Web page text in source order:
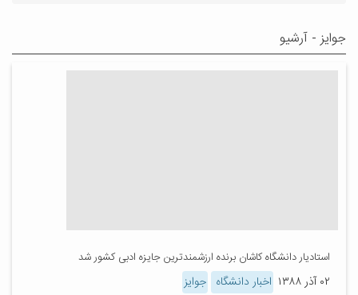
جوایز - آرشیو
استادیار دانشگاه کاشان برنده ارزشمندترین جایزه ادبی کشور شد
۰۲ آذر ۱۳۸۸ اخبار دانشگاه جوایز